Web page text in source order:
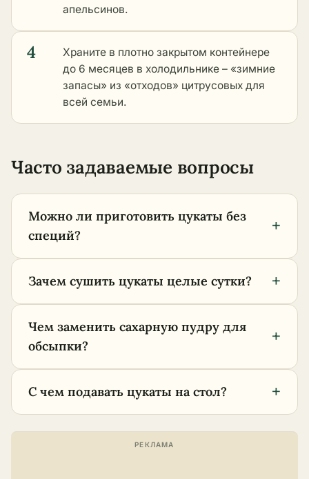
апельсинов.
4
Храните в плотно закрытом контейнере
до 6 месяцев в холодильнике – «зимние
запасы» из «отходов» цитрусовых для
всей семьи.
Часто задаваемые вопросы
Можно ли приготовить цукаты без
специй?
+
Зачем сушить цукаты целые сутки? +
Чем заменить сахарную пудру для
обсыпки?
+
С чем подавать цукаты на стол? +